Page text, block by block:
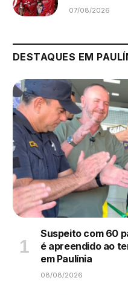
07/08/2026
DESTAQUES EM
Suspeito com 60
é apreendido ao
em Paulínia
08/08/2026